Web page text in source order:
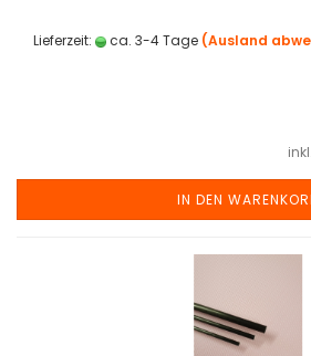
Lieferzeit: ca. 3-4 Tage (Ausland
IN DEN